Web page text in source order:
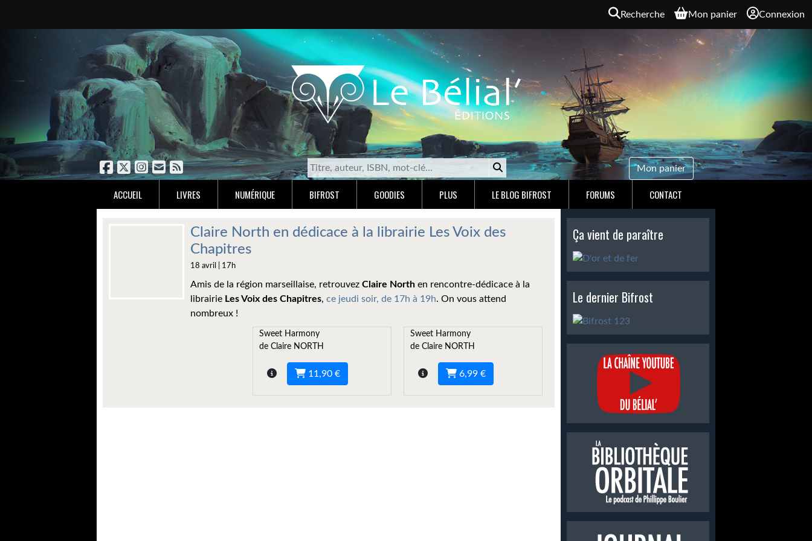
Recherche Mon panier Connexion
Mon panier
ACCUEIL LIVRES NUMÉRIQUE BIFROST GOODIES PLUS LE BLOG BIFROST FORUMS CONTACT
Claire North en dédicace à la librairie Les Voix des
Chapitres
18 avril | 17h
Amis de la région marseillaise, retrouvez Claire North en rencontre-dédicace à la
librairie Les Voix des Chapitres, ce jeudi soir, de 17h à 19h. On vous attend
nombreux !
Sweet Harmony
de Claire NORTH
11,90 €
Sweet Harmony
de Claire NORTH
6,99 €
Ça vient de paraître
Le dernier Bifrost